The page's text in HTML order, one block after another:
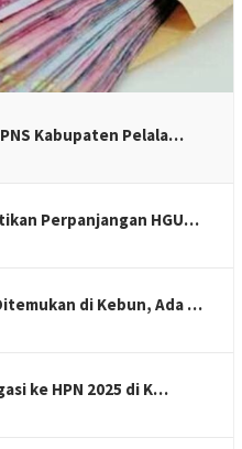
Kabupaten Pelala…
Perpanjangan HGU…
di Kebun, Ada …
ke HPN 2025 di K…